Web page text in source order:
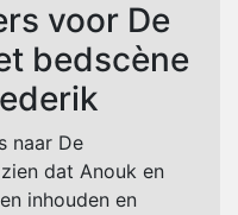
voor De
bedscène
naar De
dat Anouk en
inhouden en